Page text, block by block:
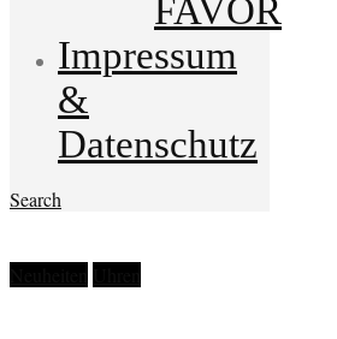
FAVOR
Impressum
&
Datenschutz
Search